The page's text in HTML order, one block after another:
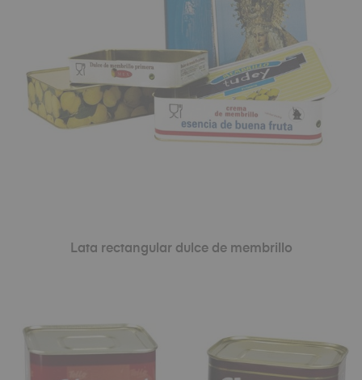
Lata rectangular dulce de membrillo